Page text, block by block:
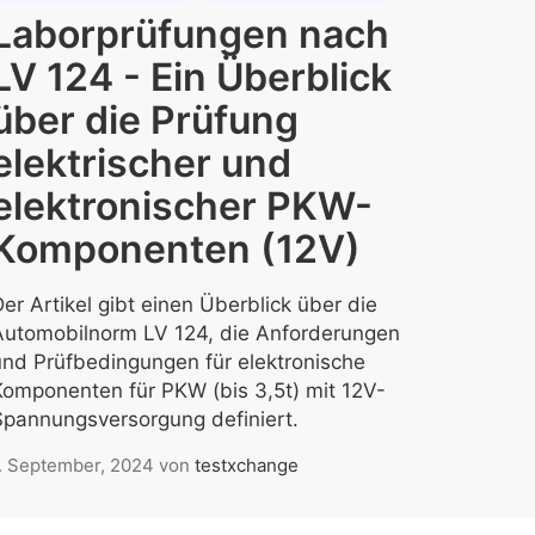
nach
124 - Ein Überblick
die Prüfung
und
PKW-
(12V)
Artikel gibt einen Überblick über die
LV 124, die Anforderungen
Prüfbedingungen für elektronische
für PKW (bis 3,5t) mit 12V-
definiert.
September, 2024 von testxchange